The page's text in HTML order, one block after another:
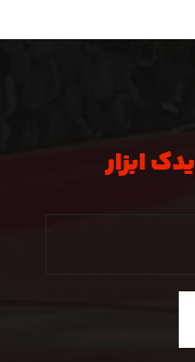
یدک ابزار